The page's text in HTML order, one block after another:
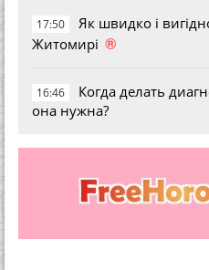
17:50
Як швидко і
Житомирі ®
16:46
Когда делать
она нужна?